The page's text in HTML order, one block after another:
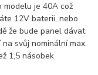
modelu je 40A což
12V baterii, nebo
že bude panel dávat
svůj nominální max.
1,5 násobek